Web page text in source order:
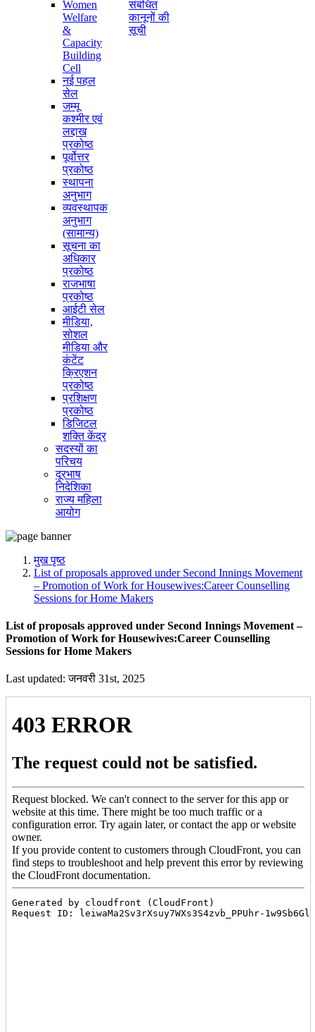
Women
Welfare
&
Capacity
Building
Cell
नई पहल
सेल
जम्मू
कश्मीर एवं
लद्दाख
प्रकोष्ठ
पूर्वोत्तर
प्रकोष्ठ
स्थापना
अनुभाग
व्यवस्थापक
अनुभाग
(सामान्य)
सूचना का
अधिकार
प्रकोष्ठ
राजभाषा
प्रकोष्ठ
आईटी सेल
मीडिया,
सोशल
मीडिया और
कंटेंट
क्रिएशन
प्रकोष्ठ
प्रशिक्षण
प्रकोष्ठ
डिजिटल
शक्ति केंद्र
सदस्यों का
परिचय
दूरभाष
निदेशिका
राज्य महिला
आयोग
संबंधित
कानूनों की
सूची
मुख पृष्ठ
List of proposals approved under Second Innings Movement
– Promotion of Work for Housewives:Career Counselling
Sessions for Home Makers
List of proposals approved under Second Innings Movement –
Promotion of Work for Housewives:Career Counselling
Sessions for Home Makers
Last updated: जनवरी 31st, 2025